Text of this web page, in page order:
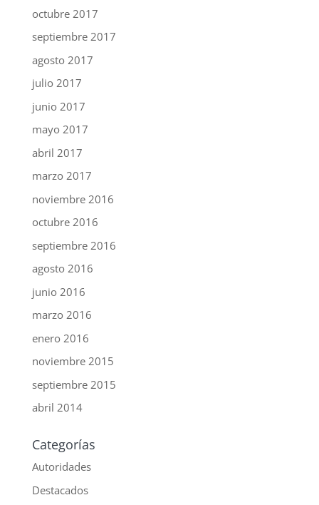
octubre 2017
septiembre 2017
agosto 2017
julio 2017
junio 2017
mayo 2017
abril 2017
marzo 2017
noviembre 2016
octubre 2016
septiembre 2016
agosto 2016
junio 2016
marzo 2016
enero 2016
noviembre 2015
septiembre 2015
abril 2014
Categorías
Autoridades
Destacados